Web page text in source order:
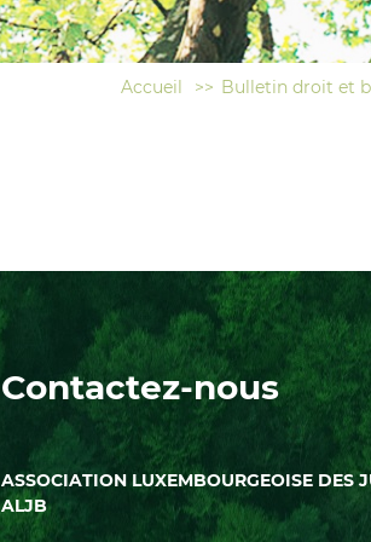
Accueil >> Bulletin droit et
Contactez-nous
ASSOCIATION LUXEMBOURGEOISE DES
ALJB